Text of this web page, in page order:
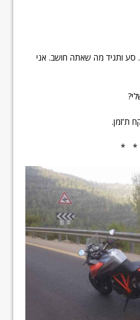
סע ותגיד מה שאתה חושב. אני
ת'זמן.
*